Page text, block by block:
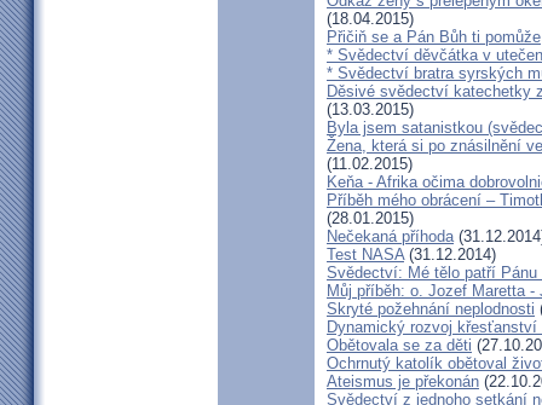
(18.04.2015)
Přičiň se a Pán Bůh ti pomůže
* Svědectví děvčátka v
* Svědectví bratra syrských
Děsivé svědectví katechetky
(13.03.2015)
Byla jsem satanistkou
Žena, která si po znásilnění
(11.02.2015)
Keňa - Afrika očima
Příběh mého obrácení –
(28.01.2015)
Nečekaná příhoda
Test NASA(31.12.2014)
Svědectví: Mé tělo patří
Můj příběh: o. Jozef Maretta
Skryté požehnání neplodnosti
Dynamický rozvoj křesťanství
Obětovala se za děti
Ochrnutý katolík obětoval
Ateismus je překonán
Svědectví z jednoho setkání